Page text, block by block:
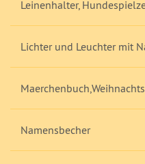
Leinenhalter,
Lichter und Leuchter mit
Namensbecher